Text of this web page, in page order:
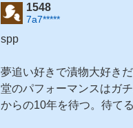
1548
7a7*****
spp
夢追い好きで漬物大好き
堂のパフォーマンスはガ
からの10年を待つ。待て